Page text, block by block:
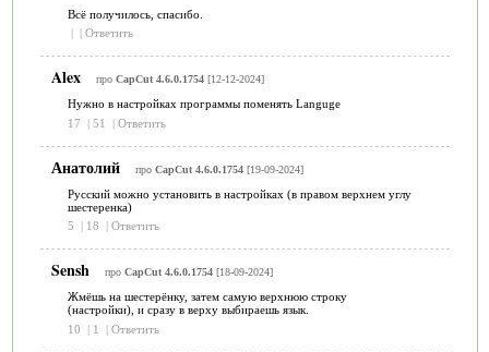
Всё получилось, спасибо.
| | Ответить
Alex про CapCut 4.6.0.1754[12-12-2024]
Нужно в настройках программы поменять Languge
17
| 51 | Ответить
Анатолий про CapCut 4.6.0.1754[19-09-2024]
Русский можно установить в настройках (в правом верхнем углу
шестеренка)
5
| 18 | Ответить
Sensh про CapCut 4.6.0.1754[18-09-2024]
Жмёшь на шестерёнку, затем самую верхнюю строку
(настройки), и сразу в верху выбираешь язык.
10
| 1 | Ответить